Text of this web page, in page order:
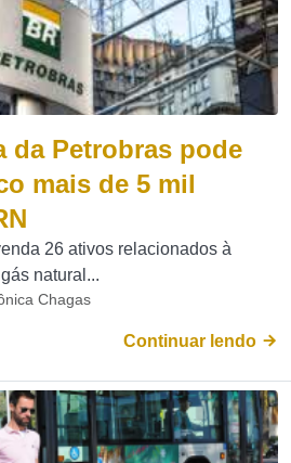
da Petrobras pode
mais de 5 mil
26 ativos relacionados à
natural...
Chagas
Continuar lendo